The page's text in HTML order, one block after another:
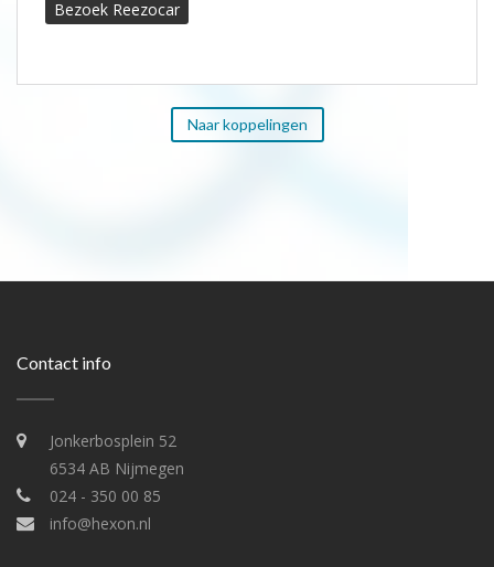
Bezoek Reezocar
Naar koppelingen
Contact info
Jonkerbosplein 52
6534 AB Nijmegen
024 - 350 00 85
info@hexon.nl